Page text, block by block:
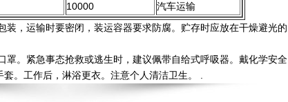
10000
汽车运输
装，运输时要密闭，装运容器要求防腐。贮存时应放在干燥避光的
罩。紧急事态抢救或逃生时，建议佩带自给式呼吸器。戴化学安全
。工作后，淋浴更衣。注意个人清洁卫生。 .